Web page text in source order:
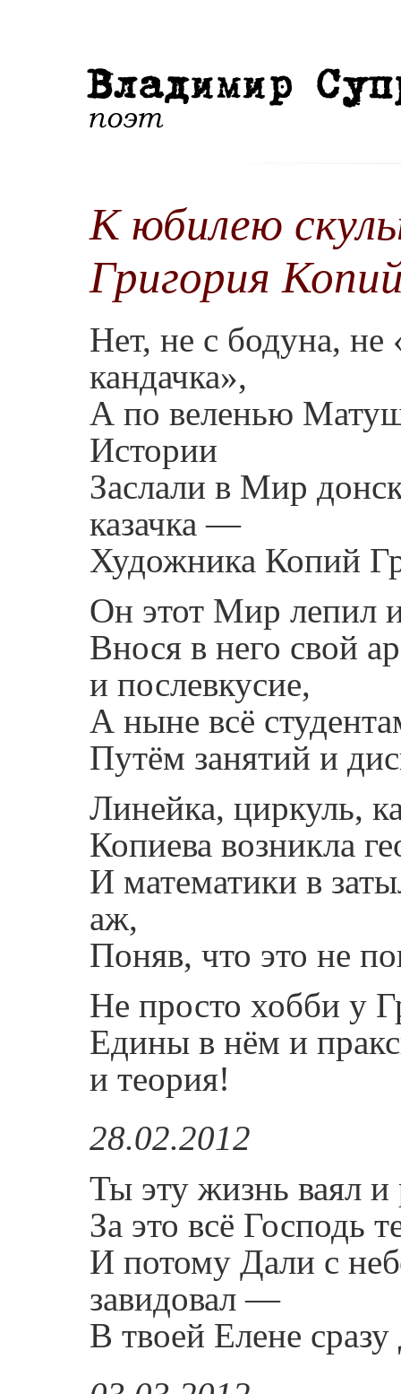
К юбилею
Григория
Нет, не с бодуна, не
кандачка»,
А по веленью
Истории
Заслали в Мир
казачка —
Художника Копий
Он этот Мир лепил
Внося в него свой
и послевкусие,
А ныне всё
Путём занятий и
Линейка, циркуль,
Копиева возникла
И математики в
аж,
Поняв, что это не
Не просто хобби у
Едины в нём и
и теория!
28.02.2012
Ты эту жизнь ваял и
За это всё Господь
И потому Дали с
завидовал —
В твоей Елене сразу